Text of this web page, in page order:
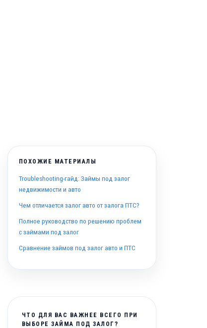
ПОХОЖИЕ МАТЕРИАЛЫ
Troubleshooting-гайд: Займы под залог
недвижимости и авто
Чем отличается залог авто от залога ПТС?
Полное руководство по решению проблем
с займами под залог
Сравнение займов под залог авто и ПТС
ЧТО ДЛЯ ВАС ВАЖНЕЕ ВСЕГО ПРИ
ВЫБОРЕ ЗАЙМА ПОД ЗАЛОГ?